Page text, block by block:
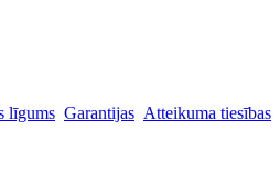
līgums Garantijas Atteikuma tiesības